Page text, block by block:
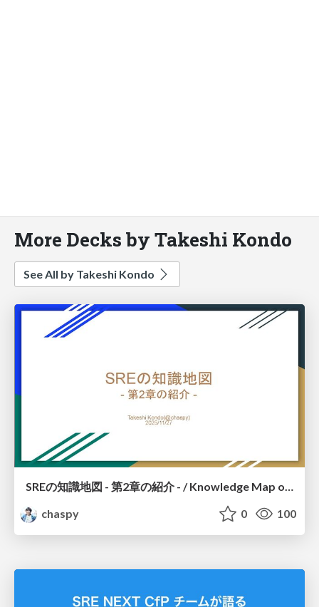
More Decks by Takeshi Kondo
See All by Takeshi Kondo
SREの知識地図 - 第2章の紹介 - / Knowledge Map of SRE – Introduction to Chapter 2 –
chaspy
0 100